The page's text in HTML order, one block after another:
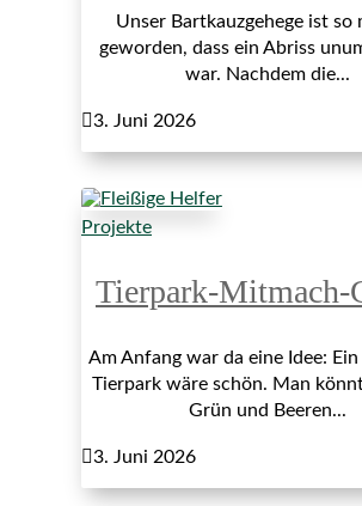
Unser Bartkauzgehege ist so
geworden, dass ein Abriss
war. Nachdem die...
3. Juni 2026
Projekte
Tierpark-Mitmach-
Am Anfang war da eine Idee:
Tierpark wäre schön. Man
Grün und Beeren...
3. Juni 2026